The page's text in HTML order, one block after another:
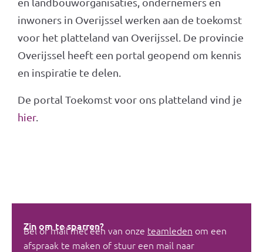
inwoners in Overijssel werken aan de toekomst
voor het platteland van Overijssel. De provincie
Overijssel heeft een portal geopend om kennis
en inspiratie te delen.
De portal Toekomst voor ons platteland vind je
hier.
Zin om te sparren?
Bel of mail met één van onze teamleden om een
afspraak te maken of stuur een mail naar